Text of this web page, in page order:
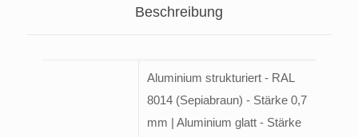
Beschreibung
Aluminium strukturiert - RAL
8014 (Sepiabraun) - Stärke 0,7
mm | Aluminium glatt - Stärke